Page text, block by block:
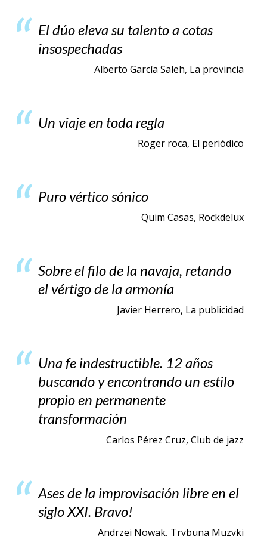
El dúo eleva su talento a cotas
insospechadas
Alberto García Saleh, La provincia
Un viaje en toda regla
Roger roca, El periódico
Puro vértico sónico
Quim Casas, Rockdelux
Sobre el filo de la navaja, retando
el vértigo de la armonía
Javier Herrero, La publicidad
Una fe indestructible. 12 años
buscando y encontrando un estilo
propio en permanente
transformación
Carlos Pérez Cruz, Club de jazz
Ases de la improvisación libre en el
siglo XXI. Bravo!
Andrzej Nowak, Trybuna Muzyki